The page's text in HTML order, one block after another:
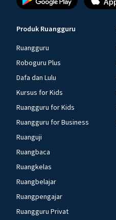
Produk Ruangguru
Ruangguru
Roboguru Plus
Dafa dan Lulu
Kursus for Kids
Ruangguru for Kids
Ruangguru for Business
Ruanguji
Ruangbaca
Ruangkelas
Ruangbelajar
Ruangpengajar
Ruangguru Privat